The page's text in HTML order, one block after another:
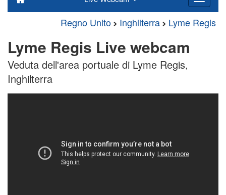
Regno Unito Inghilterra Lyme Regis
Lyme Regis Live webcam
Veduta dell'area portuale di Lyme Regis,
Inghilterra